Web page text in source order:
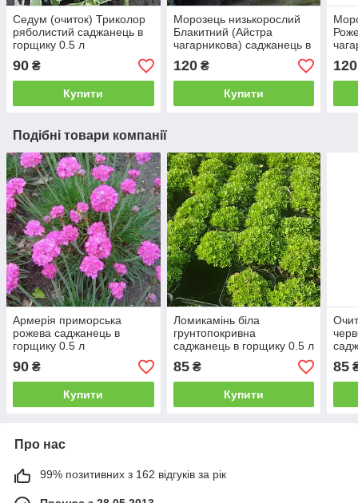
Седум (очиток) Триколор
ряболистий саджанець в
горщику 0.5 л
90 ₴
Купити
Морозець низькорослий
Блакитний (Айстра
чагарникова) саджанець в
горщику 1 л
120₴
Купити
120
Подібні товари компанії
Армерія приморська
рожева саджанець в
горщику 0.5 л
90 ₴
Купити
Ломикамінь біла
грунтопокривна
саджанець в горщику 0.5 л
85₴
Купити
85
Про нас
99% позитивних з 162 відгуків за рік